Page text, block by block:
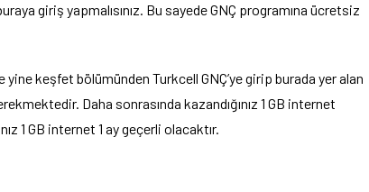
giriş yapmalısınız. Bu sayede GNÇ programına ücretsiz
keşfet bölümünden Turkcell GNÇ’ye girip burada yer alan
Daha sonrasında kazandığınız 1 GB internet
1 GB internet 1 ay geçerli olacaktır.